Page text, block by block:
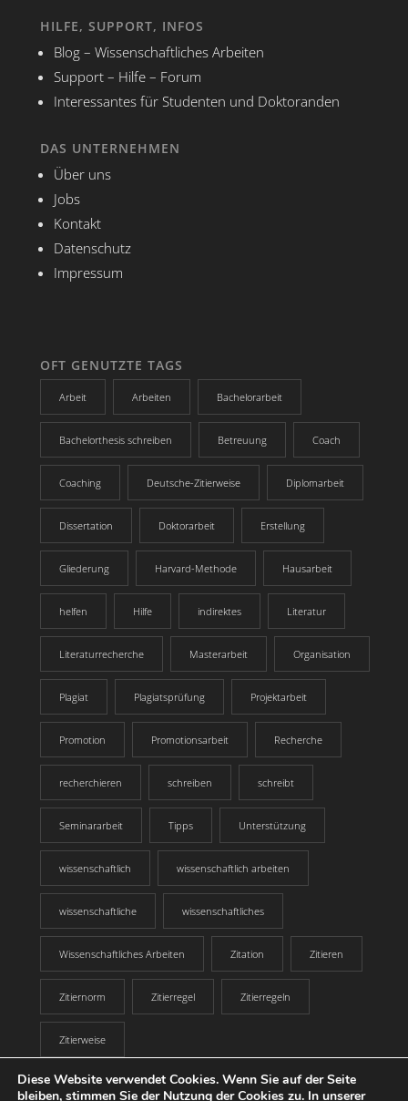
HILFE, SUPPORT, INFOS
Blog – Wissenschaftliches Arbeiten
Support – Hilfe – Forum
Interessantes für Studenten und Doktoranden
DAS UNTERNEHMEN
Über uns
Jobs
Kontakt
Datenschutz
Impressum
OFT GENUTZTE TAGS
Arbeit Arbeiten Bachelorarbeit
Bachelorthesis schreiben Betreuung Coach
Coaching Deutsche-Zitierweise Diplomarbeit
Dissertation Doktorarbeit Erstellung
Gliederung Harvard-Methode Hausarbeit
helfen Hilfe indirektes Literatur
Literaturrecherche Masterarbeit Organisation
Plagiat Plagiatsprüfung Projektarbeit
Promotion Promotionsarbeit Recherche
recherchieren schreiben schreibt
Seminararbeit Tipps Unterstützung
wissenschaftlich wissenschaftlich arbeiten
wissenschaftliche wissenschaftliches
Wissenschaftliches Arbeiten Zitation Zitieren
Zitiernorm Zitierregel Zitierregeln
Zitierweise
Diese Website verwendet Cookies. Wenn Sie auf der Seite
bleiben, stimmen Sie der Nutzung der Cookies zu. In unserer